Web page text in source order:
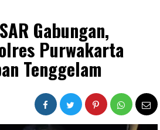
Gabungan,
Purwakarta
Tenggelam